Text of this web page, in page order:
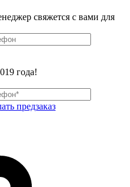
свяжется с вами для
года!
предзаказ